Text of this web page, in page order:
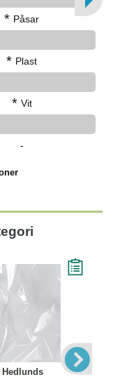
* Påsar
* Plast
* Vit
-